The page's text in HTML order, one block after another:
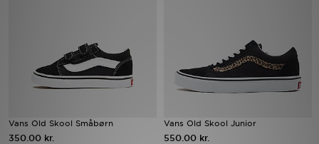
Vans Old Skool Småbørn
350.00 kr.
Vans Old Skool Junior
550.00 kr.
Fodbold
Sport